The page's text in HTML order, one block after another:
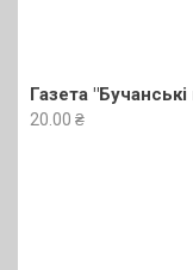
Газета
20.00 ₴